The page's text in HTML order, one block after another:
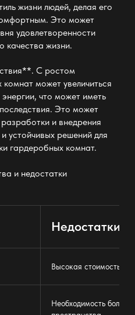
жизни людей, делая его
Это может
удовлетворенности
качества жизни.
С ростом
может увеличиться
что может иметь
Это может
и внедрения
устойчивых решений для
гардеробных комнат.
и недостатки
Недостатки
Высокая стоимость
Необходимость